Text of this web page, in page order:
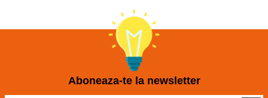
Aboneaza-te la newsletter